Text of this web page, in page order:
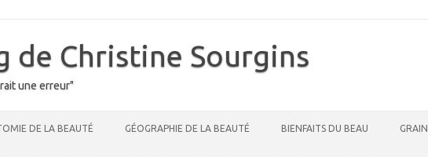
de Christine Sourgins
une erreur"
DE LA BEAUTÉ GÉOGRAPHIE DE LA BEAUTÉ BIENFAITS DU BEAU